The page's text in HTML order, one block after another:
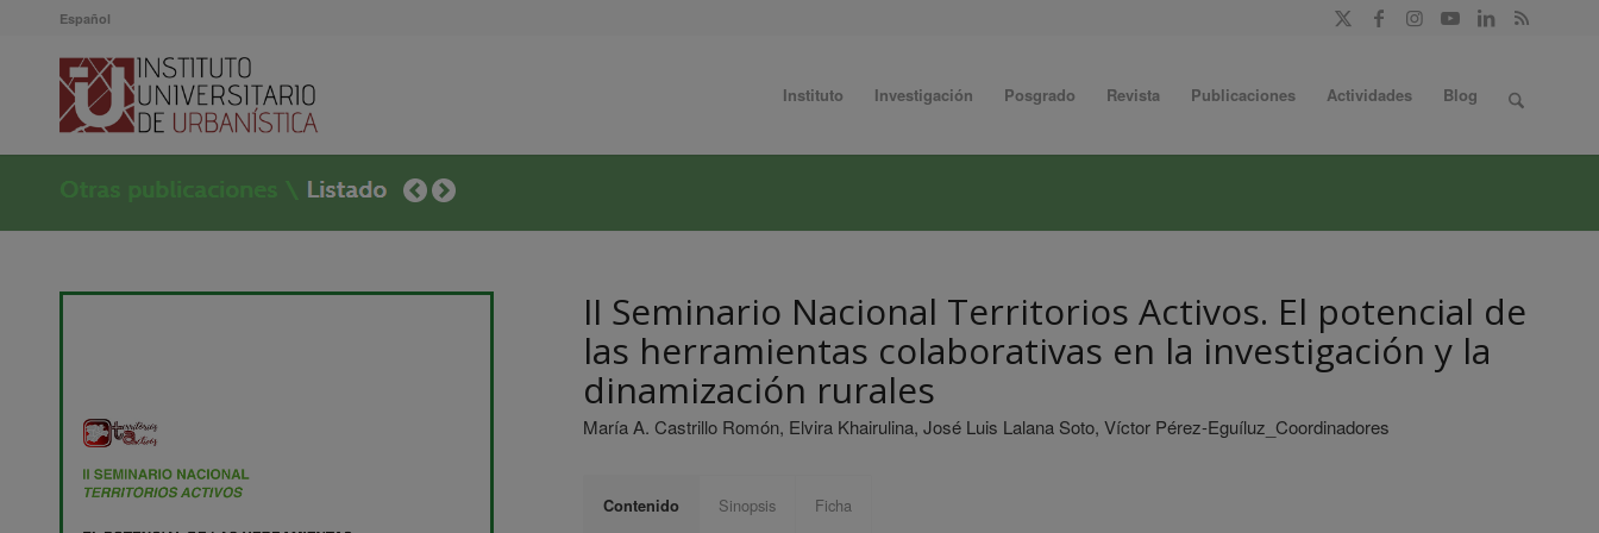
Español
Instituto Investigación Posgrado Revista Publicaciones Actividades Blog
II Seminario Nacional Territorios Activos. El potencial de
las herramientas colaborativas en la investigación y la
dinamización rurales
María A. Castrillo Romón, Elvira Khairulina, José Luis Lalana Soto, Víctor Pérez-Eguíluz_Coordinadores
Contenido Sinopsis Ficha